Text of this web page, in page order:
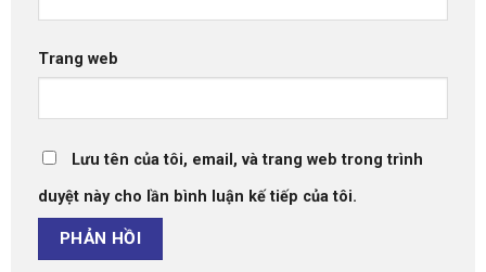
Trang web
Lưu tên của tôi, email, và trang web trong trình
duyệt này cho lần bình luận kế tiếp của tôi.